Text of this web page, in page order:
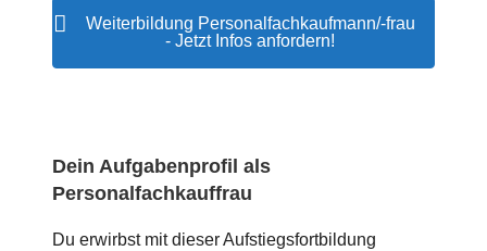
Weiterbildung Personalfachkaufmann/-frau
- Jetzt Infos anfordern!
Dein Aufgabenprofil als
Personalfachkauffrau
Du erwirbst mit dieser Aufstiegsfortbildung